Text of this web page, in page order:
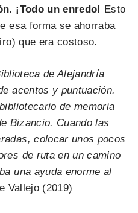
¡Todo un enredo! Esto
esa forma se ahorraba
que era costoso.
de Alejandría
acentos y puntuación.
de memoria
Bizancio. Cuando las
colocar unos pocos
de ruta en un camino
una ayuda enorme al
Vallejo (2019)